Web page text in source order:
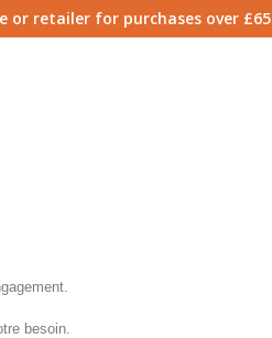
or retailer for purchases over
besoin.